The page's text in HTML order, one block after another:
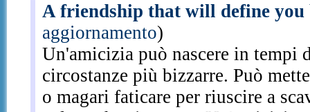
A friendship that will define you
aggiornamento)
Un'amicizia può nascere in tempi
circostanze più bizzarre. Può
o magari faticare per riuscire a